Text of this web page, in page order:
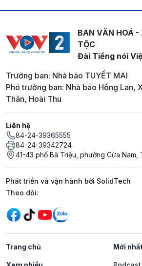
BAN VĂN HOÁ -
TỘC
Đài Tiếng nói
Trưởng ban: Nhà báo TUYẾT MAI
Phó trưởng ban: Nhà báo Hồng Lan,
Thân, Hoài Thu
Liên hệ
84-24-39365555
84-24-39342724
41-43 phố Bà Triệu, phường Cửa Nam,
Phát triển và vận hành bởi SolidTech
Mạng xã hội
Theo dõi:
Trang chủ Mới